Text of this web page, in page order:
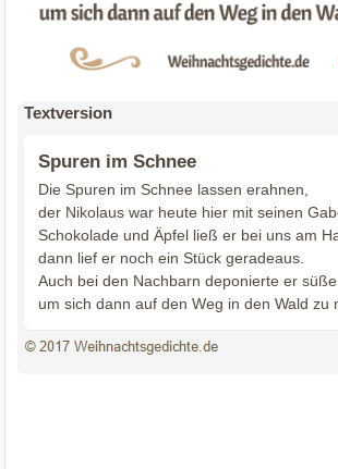
Textversion
Spuren im Schnee
Die Spuren im Schnee lassen erahnen,
der Nikolaus war heute hier mit seinen
Schokolade und Äpfel ließ er bei uns am
dann lief er noch ein Stück geradeaus.
Auch bei den Nachbarn deponierte er
um sich dann auf den Weg in den Wald zu